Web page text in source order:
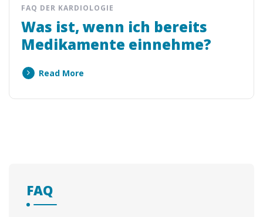
FAQ DER KARDIOLOGIE
Was ist, wenn ich bereits
Medikamente einnehme?
Read More
FAQ